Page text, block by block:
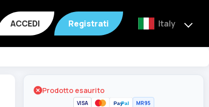
ACCEDI Registrati Italy
Prodotto esaurito
VISA PayPal MR95